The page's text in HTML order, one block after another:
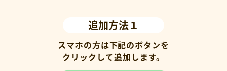
追加方法１
スマホの方は下記のボタンを
クリックして追加します。